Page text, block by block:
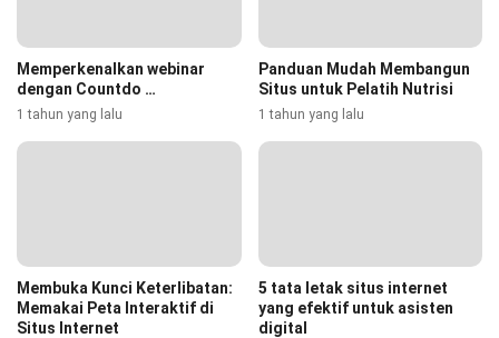
Memperkenalkan webinar
dengan Countdo …
1 tahun yang lalu
Panduan Mudah Membangun
Situs untuk Pelatih Nutrisi
1 tahun yang lalu
Membuka Kunci Keterlibatan:
Memakai Peta Interaktif di
Situs Internet
5 tata letak situs internet
yang efektif untuk asisten
digital